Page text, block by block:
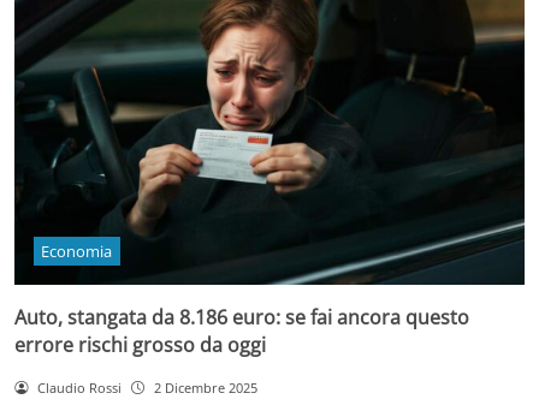
Economia
Auto, stangata da 8.186 euro: se fai ancora questo
errore rischi grosso da oggi
Claudio Rossi 2 Dicembre 2025